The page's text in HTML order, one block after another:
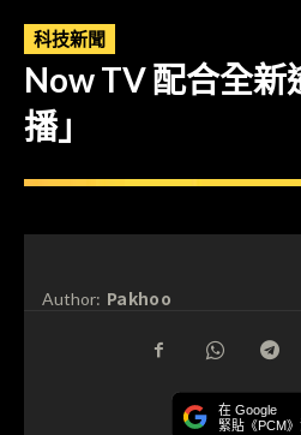
科技新聞
Now TV 配合全新
播」
Author: Pakhoo
在 Google
緊貼《PCM